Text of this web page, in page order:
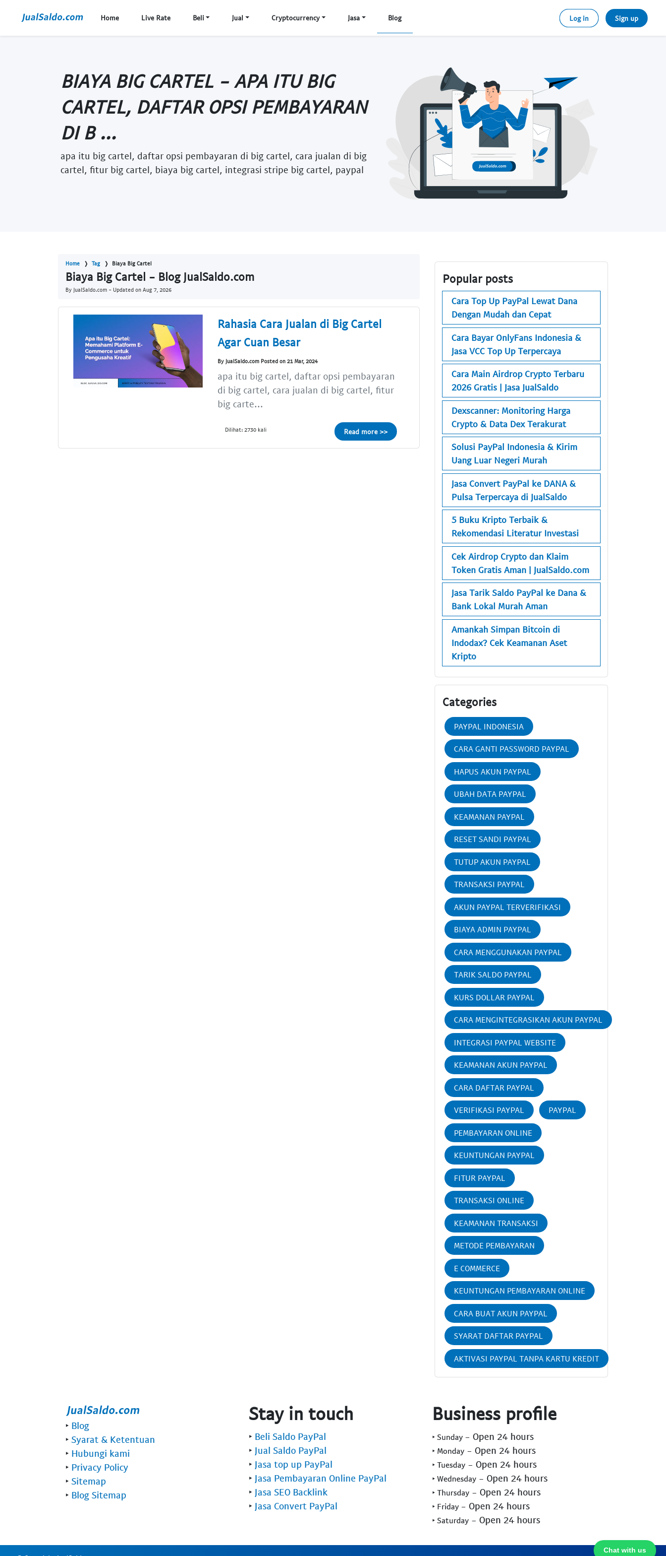
Home Live Rate Beli Jual Cryptocurrency Jasa Blog Log in Sign up
BIAYA BIG CARTEL - APA ITU BIG
CARTEL, DAFTAR OPSI PEMBAYARAN
DI B ...
apa itu big cartel, daftar opsi pembayaran di big cartel, cara jualan di big
cartel, fitur big cartel, biaya big cartel, integrasi stripe big cartel, paypal
Home Tag Biaya Big Cartel
Biaya Big Cartel - Blog JualSaldo.com
By JualSaldo.com - Updated on Aug 7, 2026
Rahasia Cara Jualan di Big Cartel
Agar Cuan Besar
By JualSaldo.com Posted on 21 Mar, 2024
apa itu big cartel, daftar opsi pembayaran
di big cartel, cara jualan di big cartel, fitur
big carte...
Dilihat: 2730 kali Read more >>
Popular posts
Cara Top Up PayPal Lewat Dana
Dengan Mudah dan Cepat
Cara Bayar OnlyFans Indonesia &
Jasa VCC Top Up Terpercaya
Cara Main Airdrop Crypto Terbaru
2026 Gratis | Jasa JualSaldo
Dexscanner: Monitoring Harga
Crypto & Data Dex Terakurat
Solusi PayPal Indonesia & Kirim
Uang Luar Negeri Murah
Jasa Convert PayPal ke DANA &
Pulsa Terpercaya di JualSaldo
5 Buku Kripto Terbaik &
Rekomendasi Literatur Investasi
Cek Airdrop Crypto dan Klaim
Token Gratis Aman | JualSaldo.com
Jasa Tarik Saldo PayPal ke Dana &
Bank Lokal Murah Aman
Amankah Simpan Bitcoin di
Indodax? Cek Keamanan Aset
Kripto
Categories
PAYPAL INDONESIA
CARA GANTI PASSWORD PAYPAL
HAPUS AKUN PAYPAL
UBAH DATA PAYPAL
KEAMANAN PAYPAL
RESET SANDI PAYPAL
TUTUP AKUN PAYPAL
TRANSAKSI PAYPAL
AKUN PAYPAL TERVERIFIKASI
BIAYA ADMIN PAYPAL
CARA MENGGUNAKAN PAYPAL
TARIK SALDO PAYPAL
KURS DOLLAR PAYPAL
CARA MENGINTEGRASIKAN AKUN PAYPAL
INTEGRASI PAYPAL WEBSITE
KEAMANAN AKUN PAYPAL
CARA DAFTAR PAYPAL
VERIFIKASI PAYPAL PAYPAL
PEMBAYARAN ONLINE
KEUNTUNGAN PAYPAL
FITUR PAYPAL
TRANSAKSI ONLINE
KEAMANAN TRANSAKSI
METODE PEMBAYARAN
E COMMERCE
KEUNTUNGAN PEMBAYARAN ONLINE
CARA BUAT AKUN PAYPAL
SYARAT DAFTAR PAYPAL
AKTIVASI PAYPAL TANPA KARTU KREDIT
Chat with us
‣ Blog
‣ Syarat & Ketentuan
‣ Hubungi kami
‣ Privacy Policy
‣ Sitemap
‣ Blog Sitemap
Stay in touch
‣ Beli Saldo PayPal
‣ Jual Saldo PayPal
‣ Jasa top up PayPal
‣ Jasa Pembayaran Online PayPal
‣ Jasa SEO Backlink
‣ Jasa Convert PayPal
Business profile
‣ Sunday - Open 24 hours
‣ Monday - Open 24 hours
‣ Tuesday - Open 24 hours
‣ Wednesday - Open 24 hours
‣ Thursday - Open 24 hours
‣ Friday - Open 24 hours
‣ Saturday - Open 24 hours